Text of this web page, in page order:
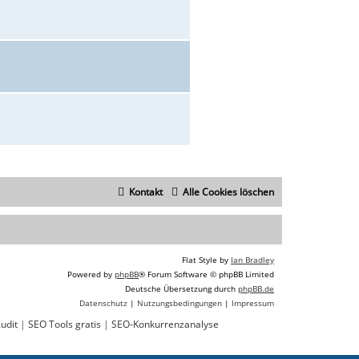
Alle Cookies löschen
Kontakt
Flat Style by Ian Bradley
Powered by phpBB® Forum Software © phpBB Limited
Deutsche Übersetzung durch phpBB.de
Datenschutz | Nutzungsbedingungen | Impressum
| SEO Tools gratis | SEO-Konkurrenzanalyse